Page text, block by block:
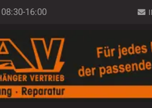
16:00